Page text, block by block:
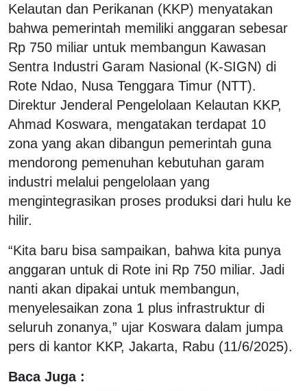
Kelautan dan Perikanan (KKP) menyatakan
bahwa pemerintah memiliki anggaran sebesar
Rp 750 miliar untuk membangun Kawasan
Sentra Industri Garam Nasional (K-SIGN) di
Rote Ndao, Nusa Tenggara Timur (NTT).
Direktur Jenderal Pengelolaan Kelautan KKP,
Ahmad Koswara, mengatakan terdapat 10
zona yang akan dibangun pemerintah guna
mendorong pemenuhan kebutuhan garam
industri melalui pengelolaan yang
mengintegrasikan proses produksi dari hulu ke
hilir.
“Kita baru bisa sampaikan, bahwa kita punya
anggaran untuk di Rote ini Rp 750 miliar. Jadi
nanti akan dipakai untuk membangun,
menyelesaikan zona 1 plus infrastruktur di
seluruh zonanya,” ujar Koswara dalam jumpa
pers di kantor KKP, Jakarta, Rabu (11/6/2025).
Baca Juga :